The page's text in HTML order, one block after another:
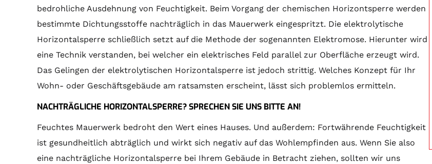
bedrohliche Ausdehnung von Feuchtigkeit. Beim Vorgang der chemischen Horizontsperre werden
bestimmte Dichtungsstoffe nachträglich in das Mauerwerk eingespritzt. Die elektrolytische
Horizontalsperre schließlich setzt auf die Methode der sogenannten Elektromose. Hierunter wird
eine Technik verstanden, bei welcher ein elektrisches Feld parallel zur Oberfläche erzeugt wird.
Das Gelingen der elektrolytischen Horizontalsperre ist jedoch strittig. Welches Konzept für Ihr
Wohn- oder Geschäftsgebäude am ratsamsten erscheint, lässt sich problemlos ermitteln.
NACHTRÄGLICHE HORIZONTALSPERRE? SPRECHEN SIE UNS BITTE AN!
Feuchtes Mauerwerk bedroht den Wert eines Hauses. Und außerdem: Fortwährende Feuchtigkeit
ist gesundheitlich abträglich und wirkt sich negativ auf das Wohlempfinden aus. Wenn Sie also
eine nachträgliche Horizontalsperre bei Ihrem Gebäude in Betracht ziehen, sollten wir uns